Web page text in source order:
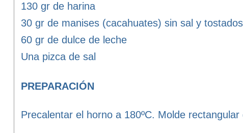
130 gr de harina
30 gr de manises (cacahuates) sin sal y tostados
60 gr de dulce de leche
Una pizca de sal
PREPARACIÓN
Precalentar el horno a 180ºC. Molde